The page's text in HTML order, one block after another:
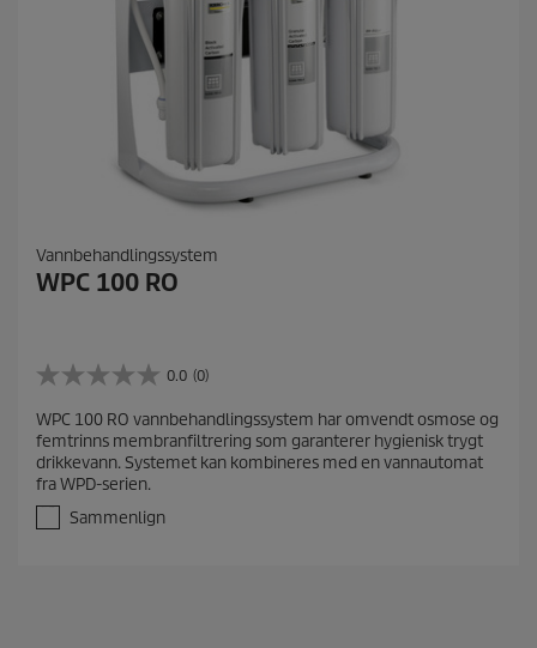
Vannbehandlingssystem
WPC 100 RO
0.0 (0)
0
0
a
v
5
t
WPC 100 RO vannbehandlingssystem har omvendt osmose og
femtrinns membranfiltrering som garanterer hygienisk trygt
drikkevann. Systemet kan kombineres med en vannautomat
fra WPD-serien.
Sammenlign